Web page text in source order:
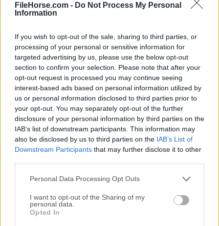
FileHorse.com - Do Not Process My Personal
Information
If you wish to opt-out of the sale, sharing to third parties, or
processing of your personal or sensitive information for
targeted advertising by us, please use the below opt-out
section to confirm your selection. Please note that after your
opt-out request is processed you may continue seeing
interest-based ads based on personal information utilized by
us or personal information disclosed to third parties prior to
your opt-out. You may separately opt-out of the further
disclosure of your personal information by third parties on the
IAB’s list of downstream participants. This information may
also be disclosed by us to third parties on the IAB’s List of
Downstream Participants that may further disclose it to other
Personal Data Processing Opt Outs
I want to opt-out of the Sharing of my
personal data.
Opted In
Para aquellos interesados en descargar la versión más
simplemente hazclic aquí.
Todas las versiones antiguas distribuidas en nuestro
sitio web son completamente libres de virus y están
disponibles para su descarga sin costo alguno.
Nos encantaría saber de ti
Si tienes alguna pregunta o idea que desees compartir
con nosotros, dirígete a nuestrapágina de contactoy
háznoslo saber. ¡Valoramos tu opinión!